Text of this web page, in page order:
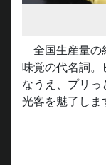
全国生産量の
味覚の代名詞。
なうえ、プリっ
光客を魅了しま